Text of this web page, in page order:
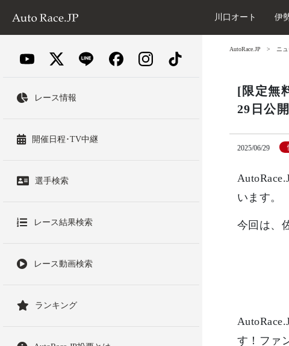
川口オート 伊
レース情報
開催日程･TV中継
選手検索
レース結果検索
レース動画検索
ランキング
AutoRace.JP ニ
[限定無
29日公開
2025/06/29
います。
今回は、
す！ファ